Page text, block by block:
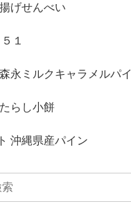
げせんべい
１
永ミルクキャラメルパイ
らし小餅
沖縄県産パイン